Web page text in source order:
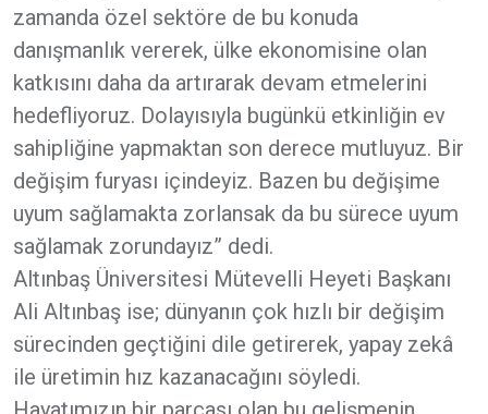
zamanda özel sektöre de bu konuda
danışmanlık vererek, ülke ekonomisine olan
katkısını daha da artırarak devam etmelerini
hedefliyoruz. Dolayısıyla bugünkü etkinliğin ev
sahipliğine yapmaktan son derece mutluyuz. Bir
değişim furyası içindeyiz. Bazen bu değişime
uyum sağlamakta zorlansak da bu sürece uyum
sağlamak zorundayız” dedi.
Altınbaş Üniversitesi Mütevelli Heyeti Başkanı
Ali Altınbaş ise; dünyanın çok hızlı bir değişim
sürecinden geçtiğini dile getirerek, yapay zekâ
ile üretimin hız kazanacağını söyledi.